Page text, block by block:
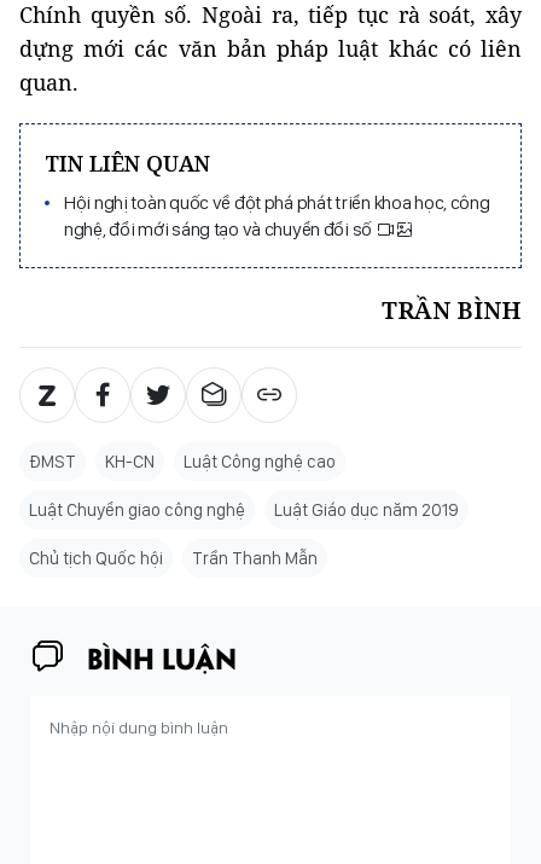
Chính quyền số. Ngoài ra, tiếp tục rà soát, xây
dựng mới các văn bản pháp luật khác có liên
quan.
TIN LIÊN QUAN
Hội nghị toàn quốc về đột phá phát triển khoa học, công
nghệ, đổi mới sáng tạo và chuyển đổi số
TRẦN BÌNH
ĐMST KH-CN Luật Công nghệ cao
Luật Chuyển giao công nghệ Luật Giáo dục năm 2019
Chủ tịch Quốc hội Trần Thanh Mẫn
BÌNH LUẬN